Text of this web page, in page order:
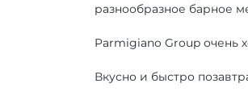
разнообразное барное
Parmigiano Group очень
Вкусно и быстро